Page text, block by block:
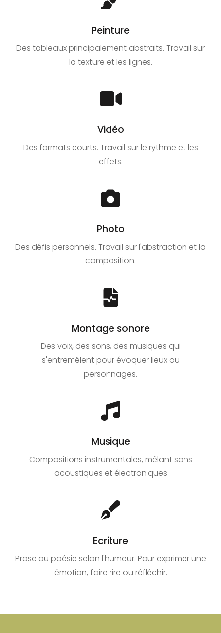
Peinture
Des tableaux principalement abstraits. Travail sur
la texture et les lignes.
Vidéo
Des formats courts. Travail sur le rythme et les
effets.
Photo
Des défis personnels. Travail sur l'abstraction et la
composition.
Montage sonore
Des voix, des sons, des musiques qui
s'entremêlent pour évoquer lieux ou
personnages.
Musique
Compositions instrumentales, mêlant sons
acoustiques et électroniques
Ecriture
Prose ou poésie selon l'humeur. Pour exprimer une
émotion, faire rire ou réfléchir.